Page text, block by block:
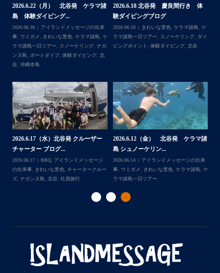
・
発着の国立公園指定の慶良間諸島(#ケラマ)の日帰り#ダイビ
ング・#スノーケリング ツアーを開催しているマリンショッ
2026.6.22（月） 北谷発 ケラマ諸
島 体験ダイビング...
2026.06.30
アイランドメッセージの出来
事, ウミガメ, きれいな景色, ケラマ諸島, ケ
ラマ諸島一日ツアー, スノーケリング, ナガ
ンヌ島, ボートダイブ, 体験ダイビング, 北
谷, 沖縄本島
2026.6.18 北谷発 慶良間行き 体
験ダイビングブログ
2026.06.18 きれいな景色, ケラマ諸島, ケ
ラマ諸島一日ツアー, スノーケリング, ダイ
ビングポイント, 体験ダイビング, 北谷
2026.6.17（水）北谷発 クルーザー
チャーター ブログ...
2026.06.17 BBQ,
アイランドメッセージ
の出来事, きれいな景色
チャータークルー
ズ, ナガンヌ島 北谷, 社員旅行
2026.6.12（金） 北谷発 ケラマ諸
島 シュノーケリン...
2026.06.14
アイランドメッセージの出来
事, ウミガメ きれいな景色 ケラマ諸島
ケ
ラマ諸島一日ツアー